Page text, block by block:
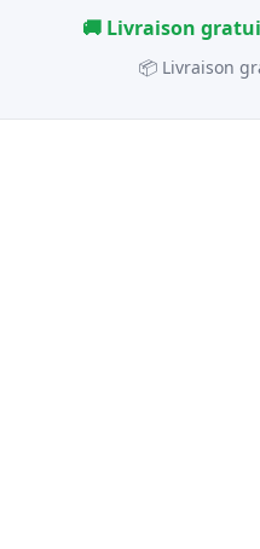
🚚 Livraison
📦 Livraison